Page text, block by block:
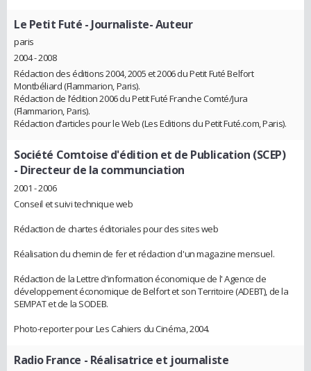
Le Petit Futé - Journaliste- Auteur
paris
2004 - 2008
Rédaction des éditions 2004, 2005 et 2006 du Petit Futé Belfort
Montbéliard (Flammarion, Paris).
Rédaction de l’édition 2006 du Petit Futé Franche Comté/Jura
(Flammarion, Paris).
Rédaction d’articles pour le Web (Les Editions du Petit Futé.com, Paris).
Société Comtoise d'édition et de Publication (SCEP)
- Directeur de la communciation
2001 - 2006
Conseil et suivi technique web
Rédaction de chartes éditoriales pour des sites web
Réalisation du chemin de fer et rédaction d'un magazine mensuel.
Rédaction de la Lettre d’information économique de l' Agence de
développement économique de Belfort et son Territoire (ADEBT), de la
SEMPAT et de la SODEB.
Photo-reporter pour Les Cahiers du Cinéma, 2004.
Radio France - Réalisatrice et journaliste